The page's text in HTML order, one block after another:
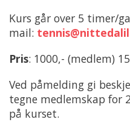
Kurs går over 5 timer/
mail:
Pris: 1000,- (medlem)
Ved påmelding gi
tegne medlemskap for
på kurset.